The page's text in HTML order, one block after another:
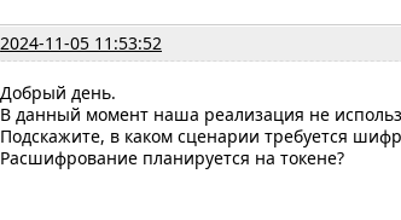
2024-11-05 11:53:52
Добрый день.
В данный момент наша реализация не
Подскажите, в каком сценарии требуется
Расшифрование планируется на токене?